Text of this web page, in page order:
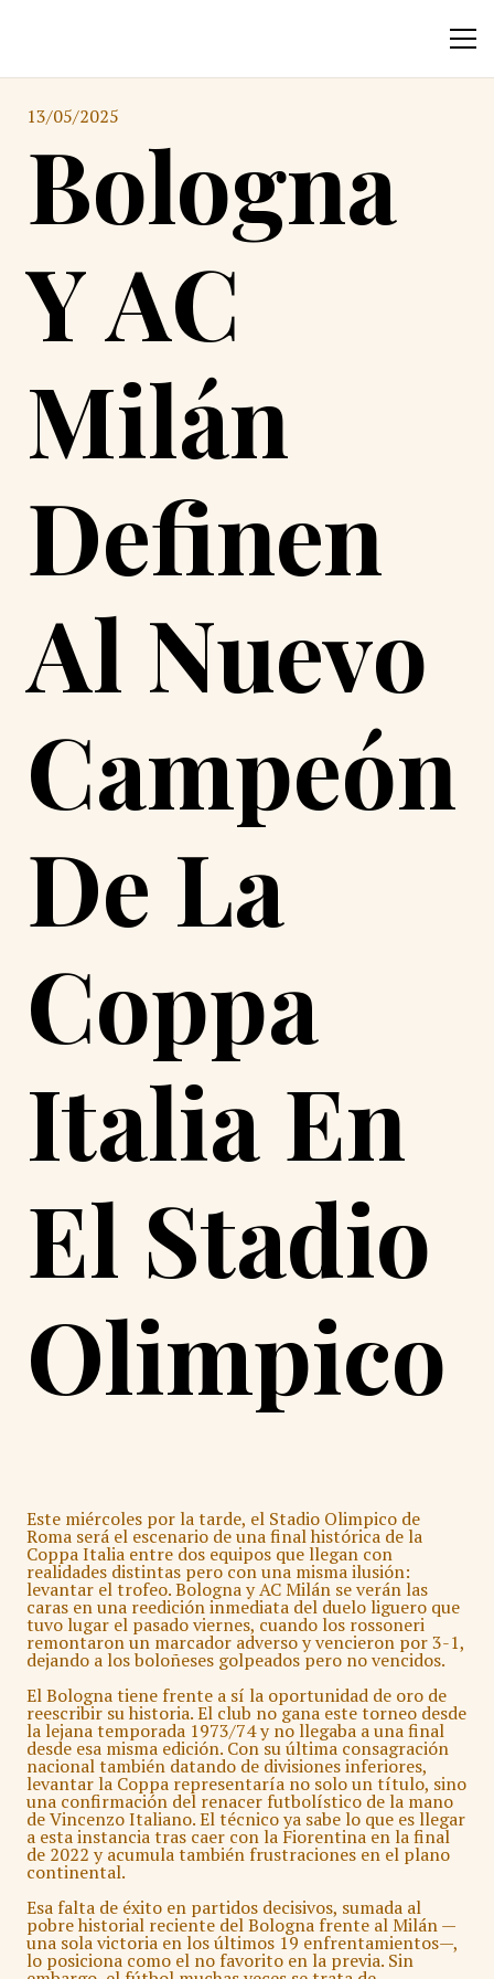
13/05/2025
Bologna
Y AC
Milán
Definen
Al Nuevo
Campeón
De La
Coppa
Italia En
El Stadio
Olimpico
Este miércoles por la tarde, el Stadio Olimpico de
Roma será el escenario de una final histórica de la
Coppa Italia entre dos equipos que llegan con
realidades distintas pero con una misma ilusión:
levantar el trofeo. Bologna y AC Milán se verán las
caras en una reedición inmediata del duelo liguero que
tuvo lugar el pasado viernes, cuando los rossoneri
remontaron un marcador adverso y vencieron por 3-1,
dejando a los boloñeses golpeados pero no vencidos.
El Bologna tiene frente a sí la oportunidad de oro de
reescribir su historia. El club no gana este torneo desde
la lejana temporada 1973/74 y no llegaba a una final
desde esa misma edición. Con su última consagración
nacional también datando de divisiones inferiores,
levantar la Coppa representaría no solo un título, sino
una confirmación del renacer futbolístico de la mano
de Vincenzo Italiano. El técnico ya sabe lo que es llegar
a esta instancia tras caer con la Fiorentina en la final
de 2022 y acumula también frustraciones en el plano
continental.
Esa falta de éxito en partidos decisivos, sumada al
pobre historial reciente del Bologna frente al Milán —
una sola victoria en los últimos 19 enfrentamientos—,
lo posiciona como el no favorito en la previa. Sin